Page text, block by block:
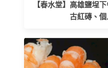
【春水堂】高雄鹽埕
古紅磚、